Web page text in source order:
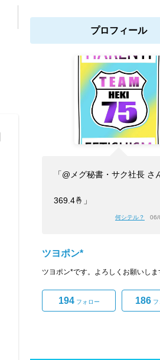
プロフィール
「@メグ秘書・サク社長 さ
369.4🤞」
何シテル？ 06/
ツヨポン*
ツヨポン*です。よろしくお願いしま
194フォロー 186フ